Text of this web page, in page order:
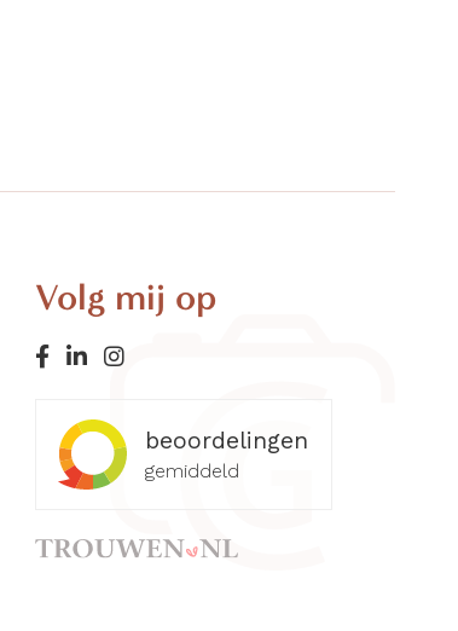
Volg mij op
beoordelingen
gemiddeld